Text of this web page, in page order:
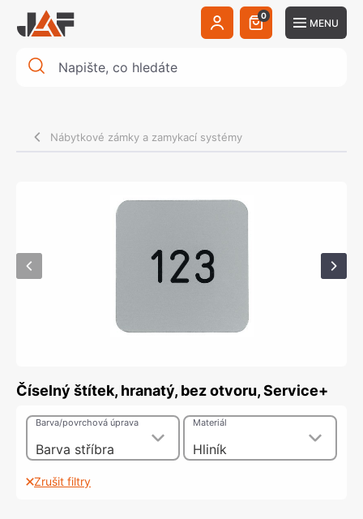
0
MENU
Nábytkové zámky a zamykací systémy
Číselný štítek, hranatý, bez otvoru, Service+
Barva stříbra
Barva/povrchová úprava
Hliník
Materiál
Zrušit filtry